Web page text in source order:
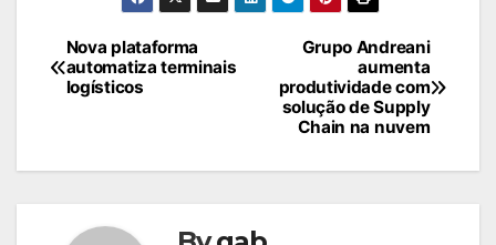
Navegação
de
Grupo Andreani
aumenta
produtividade com
solução de Supply
Chain na nuvem
Nova plataforma
automatiza terminais
logísticos